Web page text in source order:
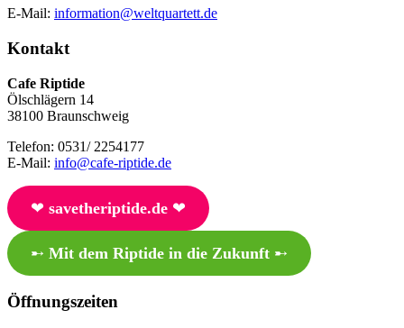
E-Mail: information@weltquartett.de
Kontakt
Cafe Riptide
Ölschlägern 14
38100 Braunschweig
Telefon: 0531/ 2254177
E-Mail: info@cafe-riptide.de
❤︎ savetheriptide.de❤︎
➸ Mit dem Riptide in die Zukunft➸
Öffnungszeiten